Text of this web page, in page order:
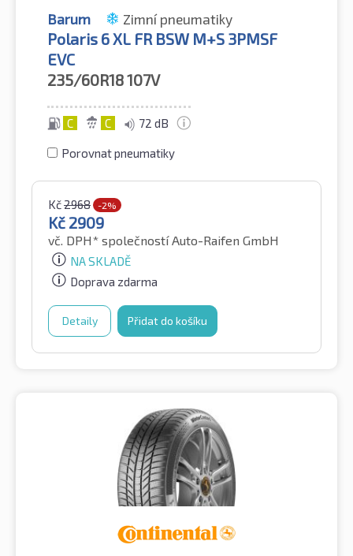
Barum Zimní pneumatiky
Polaris 6 XL FR BSW M+S 3PMSF
EVC
235/60R18107V
C C 72 dB
Porovnat pneumatiky
Kč2968 -2%
Kč 2909
vč. DPH* společností Auto-Raifen GmbH
NA SKLADĚ
Doprava zdarma
Detaily Přidat do košíku